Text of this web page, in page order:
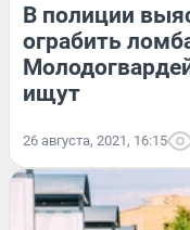
В полиции
ограбить
ищут
26 августа, 2021, 16:15